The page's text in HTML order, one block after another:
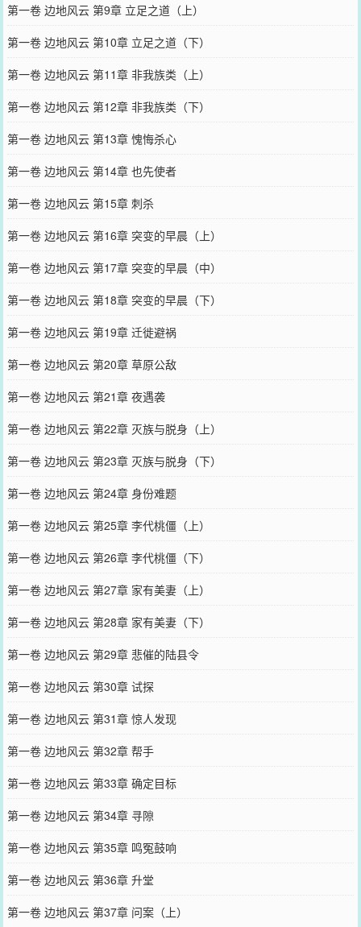
第一卷 边地风云 第9章 立足之道（上）
第一卷 边地风云 第10章 立足之道（下）
第一卷 边地风云 第11章 非我族类（上）
第一卷 边地风云 第12章 非我族类（下）
第一卷 边地风云 第13章 愧悔杀心
第一卷 边地风云 第14章 也先使者
第一卷 边地风云 第15章 刺杀
第一卷 边地风云 第16章 突变的早晨（上）
第一卷 边地风云 第17章 突变的早晨（中）
第一卷 边地风云 第18章 突变的早晨（下）
第一卷 边地风云 第19章 迁徙避祸
第一卷 边地风云 第20章 草原公敌
第一卷 边地风云 第21章 夜遇袭
第一卷 边地风云 第22章 灭族与脱身（上）
第一卷 边地风云 第23章 灭族与脱身（下）
第一卷 边地风云 第24章 身份难题
第一卷 边地风云 第25章 李代桃僵（上）
第一卷 边地风云 第26章 李代桃僵（下）
第一卷 边地风云 第27章 家有美妻（上）
第一卷 边地风云 第28章 家有美妻（下）
第一卷 边地风云 第29章 悲催的陆县令
第一卷 边地风云 第30章 试探
第一卷 边地风云 第31章 惊人发现
第一卷 边地风云 第32章 帮手
第一卷 边地风云 第33章 确定目标
第一卷 边地风云 第34章 寻隙
第一卷 边地风云 第35章 鸣冤鼓响
第一卷 边地风云 第36章 升堂
第一卷 边地风云 第37章 问案（上）